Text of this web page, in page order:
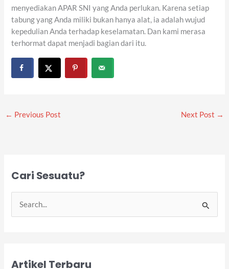
menyediakan APAR SNI yang Anda perlukan. Karena setiap
tabung yang Anda miliki bukan hanya alat, ia adalah wujud
kepedulian Anda terhadap keselamatan. Dan kami merasa
terhormat dapat menjadi bagian dari itu.
← Previous Post Next Post →
Cari Sesuatu?
c
Artikel Terbaru